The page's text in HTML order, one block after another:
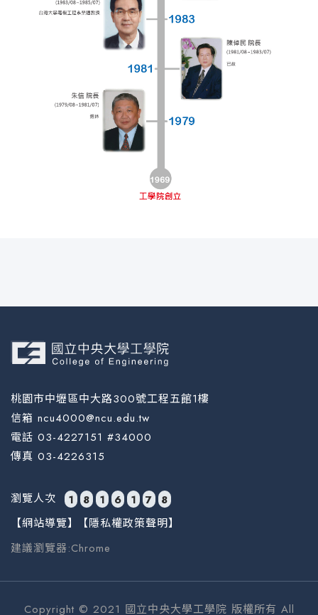
桃園市中壢區中大路300號工程五館1樓
信箱 ncu4000@ncu.edu.tw
電話 03-4227151 #34000
傳真 03-4226315
瀏覽人次 1 8 1 6 1 7
8
【網站導覽】
【隱私權政策聲明】
建議瀏覽器:Chrome
Copyright © 2021 國立中央大學工學院 版權所有 All